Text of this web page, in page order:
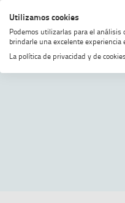
Saltar
al
menú
Saltar
al
contenido
Saltar
al
footer
Activar
alto
contraste
MENÚ
Utilizamos cookies
Podemos utilizarlas para el
brindarle una excelente
La política de privacidad y de